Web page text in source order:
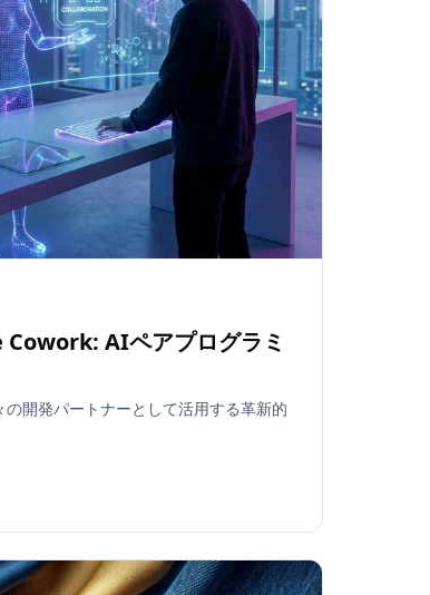
AIペアプログラミ
開発パートナーとして活用する革新的